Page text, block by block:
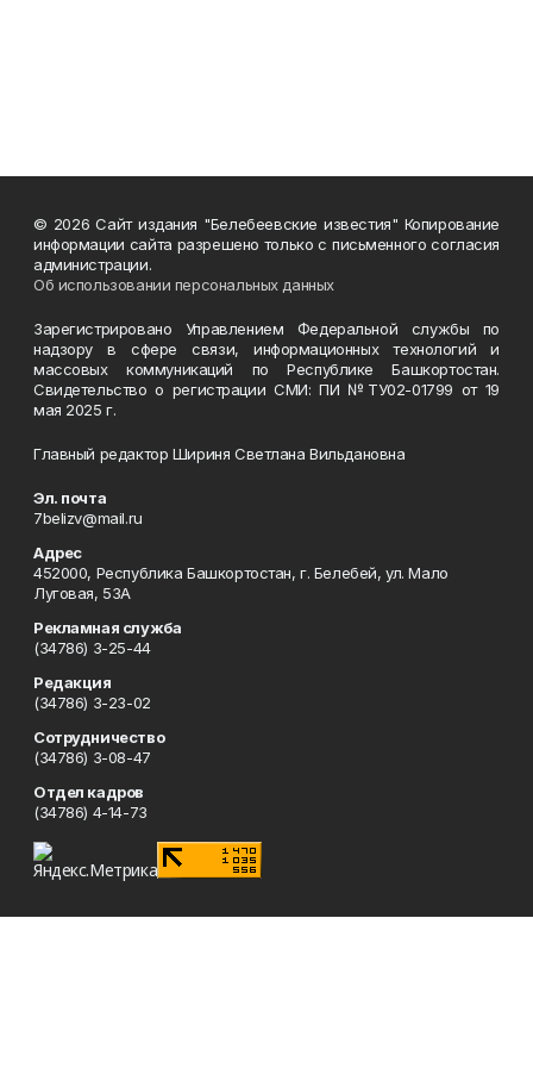
© 2026 Сайт издания "Белебеевские известия" Копирование
информации сайта разрешено только с письменного согласия
администрации.
Об использовании персональных данных
Зарегистрировано Управлением Федеральной службы по
надзору в сфере связи, информационных технологий и
массовых коммуникаций по Республике Башкортостан.
Свидетельство о регистрации СМИ: ПИ №ТУ02-01799 от 19
мая 2025 г.
Главный редактор Шириня Светлана Вильдановна
Эл. почта
7belizv@mail.ru
Адрес
452000, Республика Башкортостан, г. Белебей, ул. Мало
Луговая, 53А
Рекламная служба
(34786) 3-25-44
Редакция
(34786) 3-23-02
Сотрудничество
(34786) 3-08-47
Отдел кадров
(34786) 4-14-73